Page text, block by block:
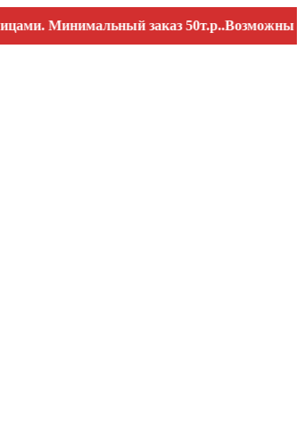
Минимальный заказ 50т.р..Возможны